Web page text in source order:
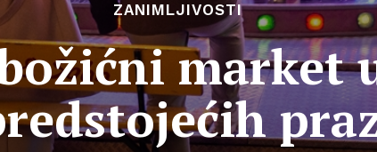
ZANIMLJIVOSTI
market